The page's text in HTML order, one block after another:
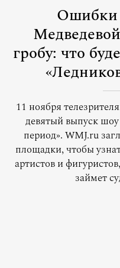
Ошибки
гробу: что
11 ноября
девятый выпуск
период». WMJ.ru
площадки, чтобы
артистов и
займет